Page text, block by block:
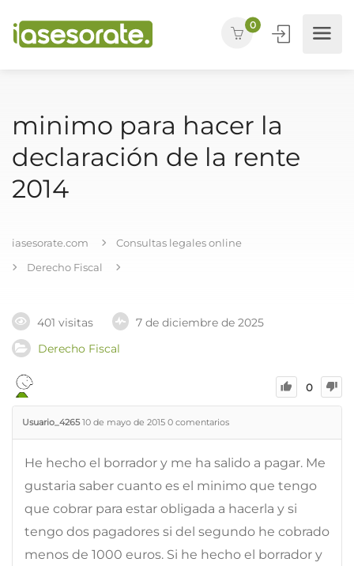
0
minimo para hacer la
declaración de la rente
2014
iasesorate.com
Consultas legales online
Derecho Fiscal
401 visitas
7 de diciembre de 2025
Derecho Fiscal
0
Usuario_4265 10 de mayo de 2015 0 comentarios
He hecho el borrador y me ha salido a pagar. Me
gustaria saber cuanto es el minimo que tengo
que cobrar para estar obligada a hacerla y si
tengo dos pagadores si del segundo he cobrado
menos de 1000 euros. Si he hecho el borrador y